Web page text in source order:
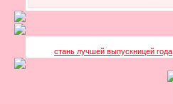
стань лучшей выпускницей года